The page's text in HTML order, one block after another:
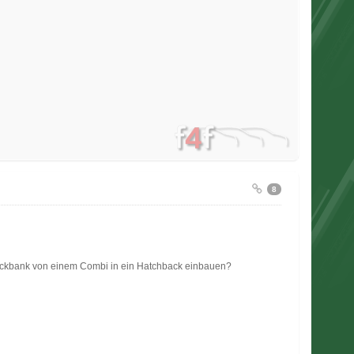
8
von einem Combi in ein Hatchback einbauen?